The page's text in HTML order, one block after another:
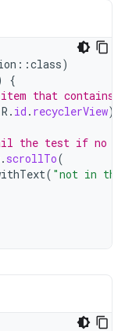
::class)
{
that contains
R . id . recyclerView))
the test if no
. scrollTo(
( "not in